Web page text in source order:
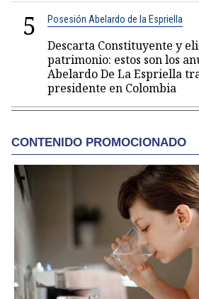
5 Posesión Abelardo de la Espriella
Descarta Constituyente y
patrimonio: estos son los
Abelardo De La Espriella
presidente en Colombia